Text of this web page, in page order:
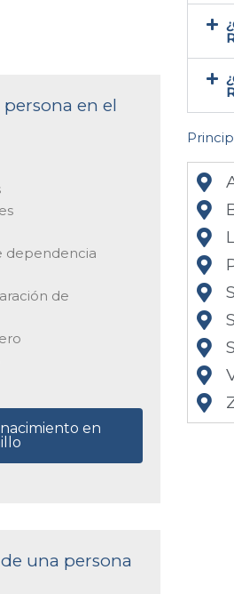
en el
dependencia
de
en
una persona